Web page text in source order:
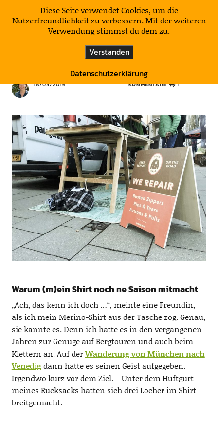
KulturNatur
Wear it, repair it … wear it, …
18/04/2016 KOMMENTARE 1
Warum (m)ein Shirt noch ne Saison mitmacht
„Ach, das kenn ich doch …“, meinte eine Freundin,
als ich mein Merino-Shirt aus der Tasche zog. Genau,
sie kannte es. Denn ich hatte es in den vergangenen
Jahren zur Genüge auf Bergtouren und auch beim
Klettern an. Auf derWanderung von München nach
Venedigdann hatte es seinen Geist aufgegeben.
Irgendwo kurz vor dem Ziel. – Unter dem Hüftgurt
meines Rucksacks hatten sich drei Löcher im Shirt
breitgemacht.
Diese Seite verwendet Cookies, um die
Nutzerfreundlichkeit zu verbessern. Mit der weiteren
Verwendung stimmst du dem zu.
Verstanden
Datenschutzerklärung